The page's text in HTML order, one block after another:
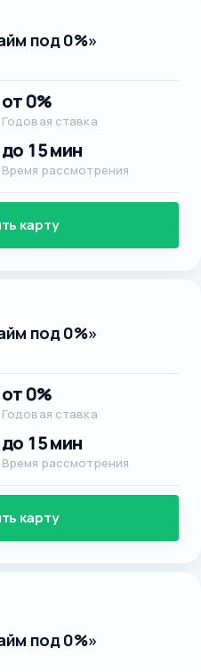
под 0%»
от 0%
Годовая ставка
до 15 мин
Время рассмотрения
карту
под 0%»
от 0%
Годовая ставка
до 15 мин
Время рассмотрения
карту
под 0%»